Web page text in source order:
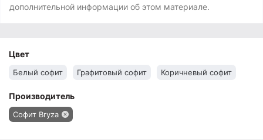
дополнительной информации об этом материале.
Цвет
Белый софит Графитовый софит Коричневый софит
Производитель
Софит Bryza